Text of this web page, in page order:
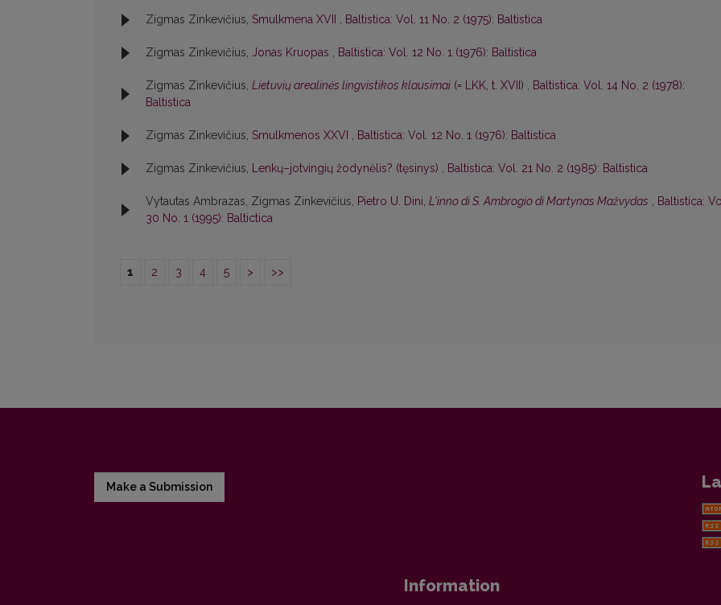
Zigmas Zinkevičius, Smulkmena XVII , Baltistica: Vol. 11 No. 2 (1975): Baltistica
Zigmas Zinkevičius, Jonas Kruopas , Baltistica: Vol. 12 No. 1 (1976): Baltistica
Zigmas Zinkevičius, Lietuvių arealinės lingvistikos klausimai (= LKK, t. XVII) , Baltistica: Vol. 14 No. 2 (1978):
Baltistica
Zigmas Zinkevičius, Smulkmenos XXVI , Baltistica: Vol. 12 No. 1 (1976): Baltistica
Zigmas Zinkevičius, Lenkų–jotvingių žodynėlis? (tęsinys) , Baltistica: Vol. 21 No. 2 (1985): Baltistica
Vytautas Ambrazas, Zigmas Zinkevičius, Pietro U. Dini, L'inno di S. Ambrogio di Martynas Mažvydas , Baltistica:
30 No. 1 (1995): Baltictica
1 2 3 4 5 > >>
Make a Submission
Information